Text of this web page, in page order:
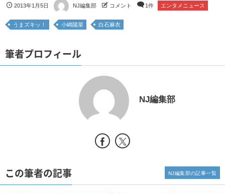
2013年1月5日 NJ編集部 コメント 1件 エンタメニュース
うまズキッ！ 小嶋陽菜 白石麻衣
筆者プロフィール
NJ編集部
この筆者の記事 NJ編集部の記事一覧